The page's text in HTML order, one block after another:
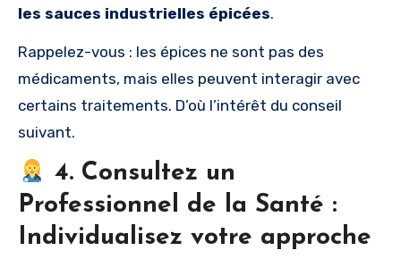
les sauces industrielles épicées.
Rappelez-vous : les épices ne sont pas des
médicaments, mais elles peuvent interagir avec
certains traitements. D’où l’intérêt du conseil
suivant.
4. Consultez un
Professionnel de la Santé :
Individualisez votre approche